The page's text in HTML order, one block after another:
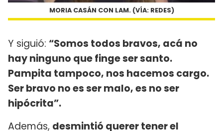
MORIA CASÁN CON LAM. (VÍA: REDES)
Y siguió: “Somos todos bravos, acá no
hay ninguno que finge ser santo.
Pampita tampoco, nos hacemos cargo.
Ser bravo no es ser malo, es no ser
hipócrita”.
Además, desmintió querer tener el